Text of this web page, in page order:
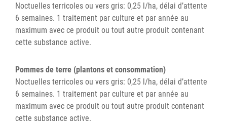
Noctuelles terricoles ou vers gris: 0,25 l/ha, délai d’attente
6 semaines. 1 traitement par culture et par année au
maximum avec ce produit ou tout autre produit contenant
cette substance active.
Pommes de terre (plantons et consommation)
Noctuelles terricoles ou vers gris: 0,25 l/ha, délai d’attente
6 semaines. 1 traitement par culture et par année au
maximum avec ce produit ou tout autre produit contenant
cette substance active.